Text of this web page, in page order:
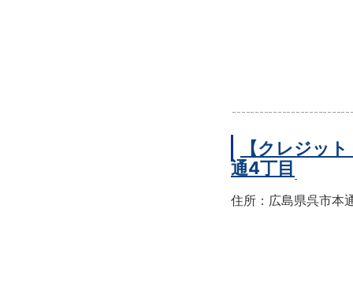
【クレジッ
通4丁目
住所：広島県呉市本